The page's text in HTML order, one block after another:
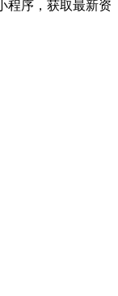
程序，获取最新资